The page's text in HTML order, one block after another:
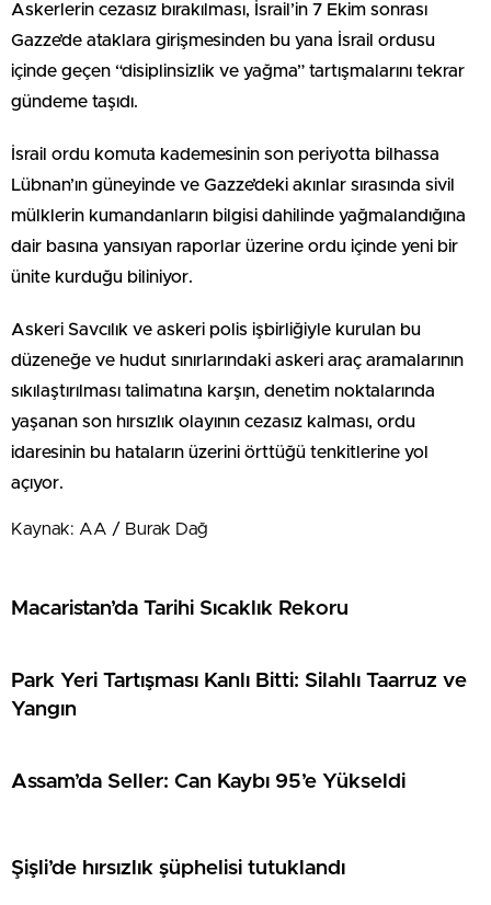
Askerlerin cezasız bırakılması, İsrail’in 7 Ekim sonrası
Gazze’de ataklara girişmesinden bu yana İsrail ordusu
içinde geçen “disiplinsizlik ve yağma” tartışmalarını tekrar
gündeme taşıdı.
İsrail ordu komuta kademesinin son periyotta bilhassa
Lübnan’ın güneyinde ve Gazze’deki akınlar sırasında sivil
mülklerin kumandanların bilgisi dahilinde yağmalandığına
dair basına yansıyan raporlar üzerine ordu içinde yeni bir
ünite kurduğu biliniyor.
Askeri Savcılık ve askeri polis işbirliğiyle kurulan bu
düzeneğe ve hudut sınırlarındaki askeri araç aramalarının
sıkılaştırılması talimatına karşın, denetim noktalarında
yaşanan son hırsızlık olayının cezasız kalması, ordu
idaresinin bu hataların üzerini örttüğü tenkitlerine yol
açıyor.
Kaynak: AA / Burak Dağ
Macaristan’da Tarihi Sıcaklık Rekoru
Park Yeri Tartışması Kanlı Bitti: Silahlı Taarruz ve
Yangın
Assam’da Seller: Can Kaybı 95’e Yükseldi
Şişli’de hırsızlık şüphelisi tutuklandı